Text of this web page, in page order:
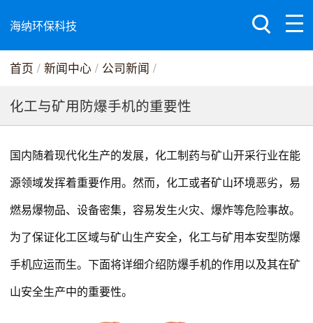
海纳环保科技
首页 / 新闻中心 / 公司新闻 /
化工与矿用防爆手机的重要性
国内随着现代化生产的发展，化工制药与矿山开采行业在能
源领域发挥着重要作用。然而，化工或者矿山环境恶劣，易
燃易爆物品、设备密集，容易发生火灾、爆炸等危险事故。
为了保证化工区域与矿山生产安全，化工与矿用本安型防爆
手机应运而生。下面将详细介绍防爆手机的作用以及其在矿
山安全生产中的重要性。